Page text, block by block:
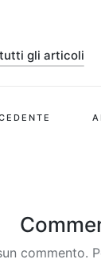
gli articoli
commento.